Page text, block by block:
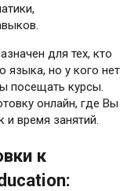
для тех, кто
языка, но у кого нет
посещать курсы.
онлайн, где Вы
время занятий.
к